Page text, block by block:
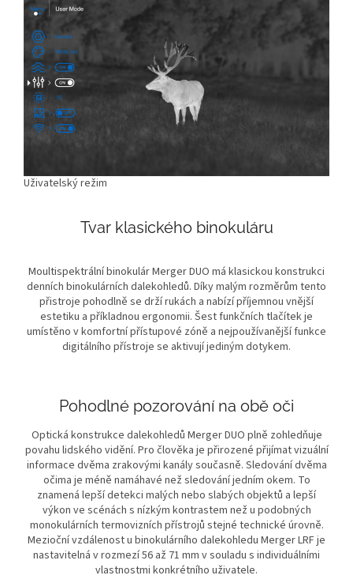
Uživatelský režim
Tvar klasického binokuláru
Moultispektrální binokulár Merger DUO má klasickou konstrukci
denních binokulárních dalekohledů. Díky malým rozměrům tento
přistroje pohodlně se drží rukách a nabízí příjemnou vnější
estetiku a příkladnou ergonomii. Šest funkčních tlačítek je
umístěno v komfortní přístupové zóně a nejpoužívanější funkce
digitálního přístroje se aktivují jediným dotykem.
Pohodlné pozorování na obě oči
Optická konstrukce dalekohledů Merger DUO plně zohledňuje
povahu lidského vidění. Pro člověka je přirozené přijímat vizuální
informace dvěma zrakovými kanály současně. Sledování dvěma
očima je méně namáhavé než sledování jedním okem. To
znamená lepší detekci malých nebo slabých objektů a lepší
výkon ve scénách s nízkým kontrastem než u podobných
monokulárních termovizních přístrojů stejné technické úrovně.
Mezioční vzdálenost u binokulárního dalekohledu Merger LRF je
nastavitelná v rozmezí 56 až 71 mm v souladu s individuálními
vlastnostmi konkrétního uživatele.